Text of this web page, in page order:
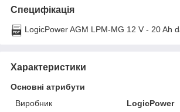
Специфікація
LogicPower AGM LPM-MG 12 V - 20 Ah
Характеристики
Основні атрибути
Виробник
LogicPower